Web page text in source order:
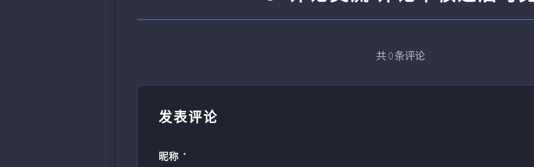
共0条评论
发表评论
昵称 *